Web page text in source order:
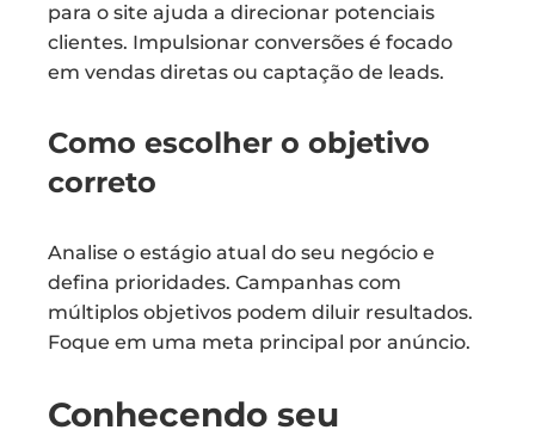
para o site ajuda a direcionar potenciais
clientes. Impulsionar conversões é focado
em vendas diretas ou captação de leads.
Como escolher o objetivo
correto
Analise o estágio atual do seu negócio e
defina prioridades. Campanhas com
múltiplos objetivos podem diluir resultados.
Foque em uma meta principal por anúncio.
Conhecendo seu